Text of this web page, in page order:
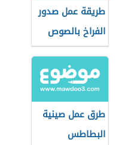
طريقة عمل صدور
الفراخ بالصوص
طرق عمل صينية
البطاطس